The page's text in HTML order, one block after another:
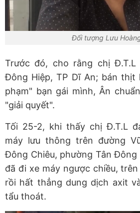
Đối tượng Lưu
Trước đó, cho rằng chị Đ.T.L
Đông Hiệp, TP Dĩ An; bán thịt
phạm" bạn gái mình, Ân
"giải quyết".
Tối 25-2, khi thấy chị Đ.T.L
máy lưu thông trên đường
Đông Chiêu, phường Tân Đông
đã đi xe máy ngược chiều,
rồi hất thẳng dung dịch axit
tẩu thoát.